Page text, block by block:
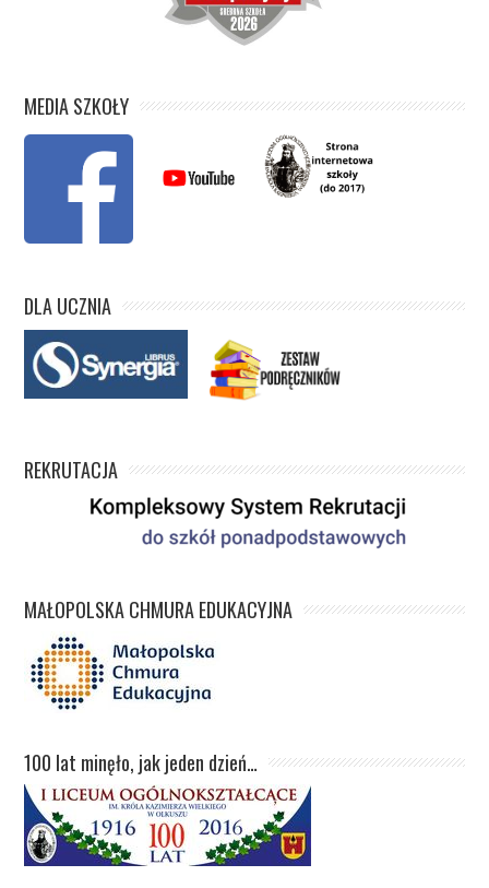
MEDIA SZKOŁY
DLA UCZNIA
REKRUTACJA
MAŁOPOLSKA CHMURA EDUKACYJNA
100 lat minęło, jak jeden dzień…